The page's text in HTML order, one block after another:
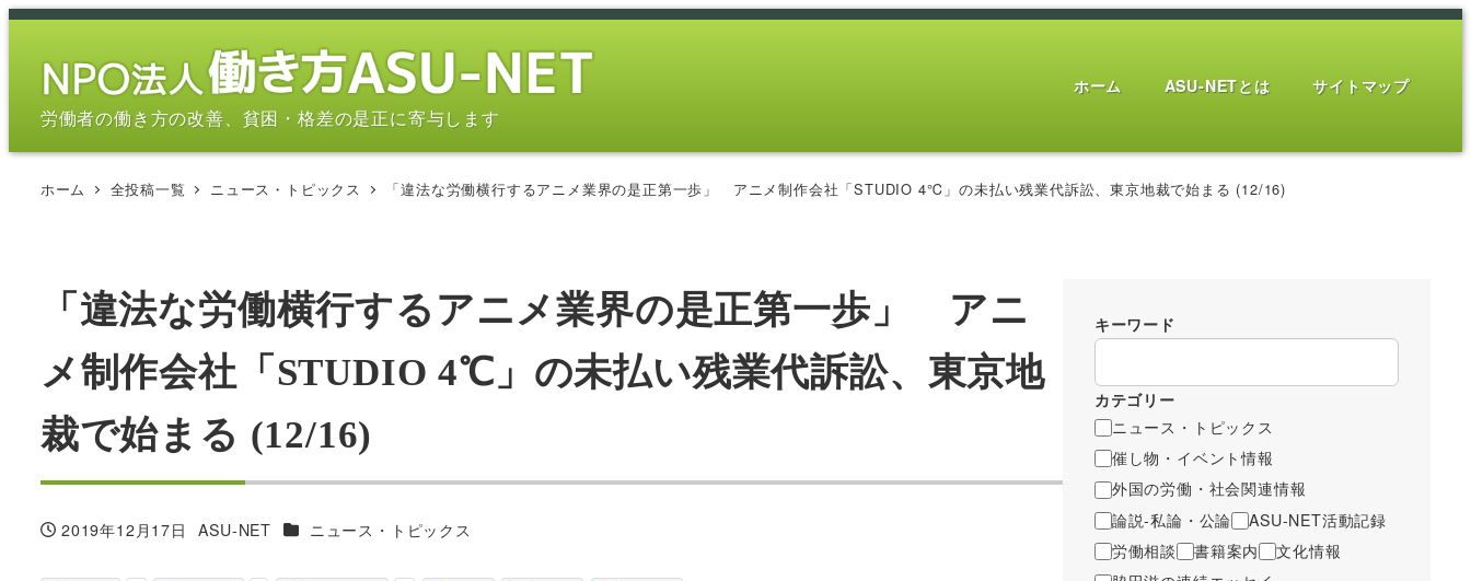
メ
労働者の働き方の改善、貧困・格差の是正に寄与します
ホーム ASU-NETとは サイトマップ
ホーム 全投稿一覧 ニュース・トピックス 「違法な労働横行するアニメ業界の是正第一歩」 アニメ制作会社「STUDIO 4℃」の未払い残業代訴訟、東京地裁で始まる (12/16)
「違法な労働横行するアニメ業界の是正第一歩」 アニ
メ制作会社「STUDIO 4℃」の未払い残業代訴訟、東京地
裁で始まる (12/16)
投稿日
2019年12月17日
著
ASU-NET カテゴリー
ニュース・トピックス
キーワード
カテゴリー
ニュース・トピックス
催し物・イベント情報
外国の労働・社会関連情報
論説-私論・公論
ASU-NET活動記録
労働相談
書籍案内
文化情報